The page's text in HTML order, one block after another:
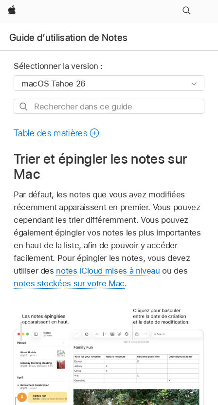
Apple
Guide d’utilisation de Notes
Sélectionner la version :
Rechercher
ce
Table des matières
Trier et épingler les notes sur
Mac
Par défaut, les notes que vous avez modifiées
récemment apparaissent en premier. Vous pouvez
cependant les trier différemment. Vous pouvez
également épingler vos notes les plus importantes
en haut de la liste, afin de pouvoir y accéder
facilement. Pour épingler les notes, vous devez
utiliser des notes iCloud mises à niveau ou des
notes stockées sur votre Mac.